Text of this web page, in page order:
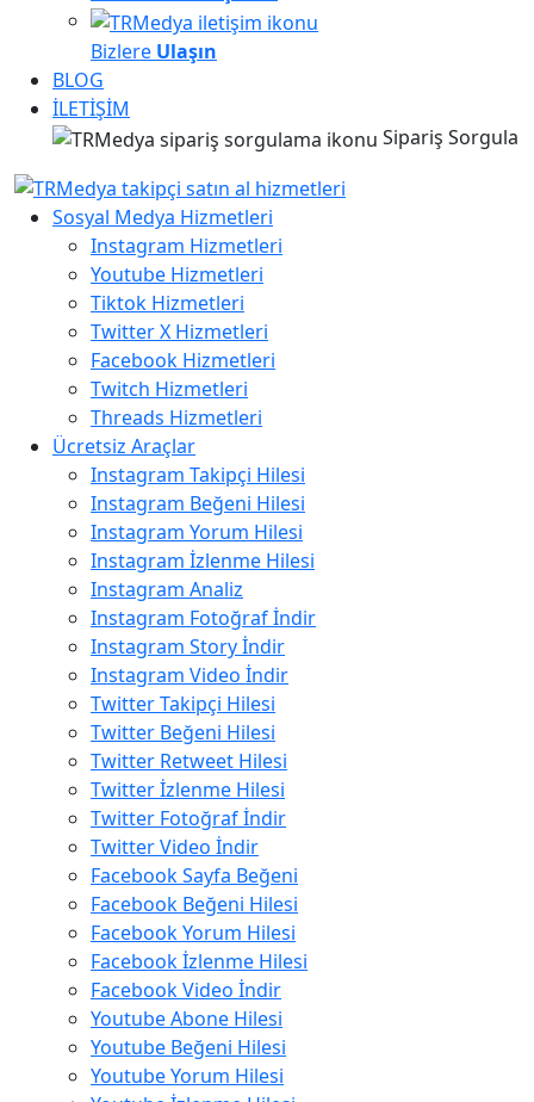
Bizlere Ulaşın
BLOG
İLETİŞİM
Sipariş Sorgula
Sosyal Medya Hizmetleri
Instagram Hizmetleri
Youtube Hizmetleri
Tiktok Hizmetleri
Twitter X Hizmetleri
Facebook Hizmetleri
Twitch Hizmetleri
Threads Hizmetleri
Ücretsiz Araçlar
Instagram Takipçi Hilesi
Instagram Beğeni Hilesi
Instagram Yorum Hilesi
Instagram İzlenme Hilesi
Instagram Analiz
Instagram Fotoğraf İndir
Instagram Story İndir
Instagram Video İndir
Twitter Takipçi Hilesi
Twitter Beğeni Hilesi
Twitter Retweet Hilesi
Twitter İzlenme Hilesi
Twitter Fotoğraf İndir
Twitter Video İndir
Facebook Sayfa Beğeni
Facebook Beğeni Hilesi
Facebook Yorum Hilesi
Facebook İzlenme Hilesi
Facebook Video İndir
Youtube Abone Hilesi
Youtube Beğeni Hilesi
Youtube Yorum Hilesi